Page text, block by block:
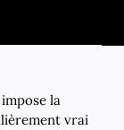
la
vrai